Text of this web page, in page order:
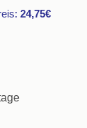
24,75€Aktueller